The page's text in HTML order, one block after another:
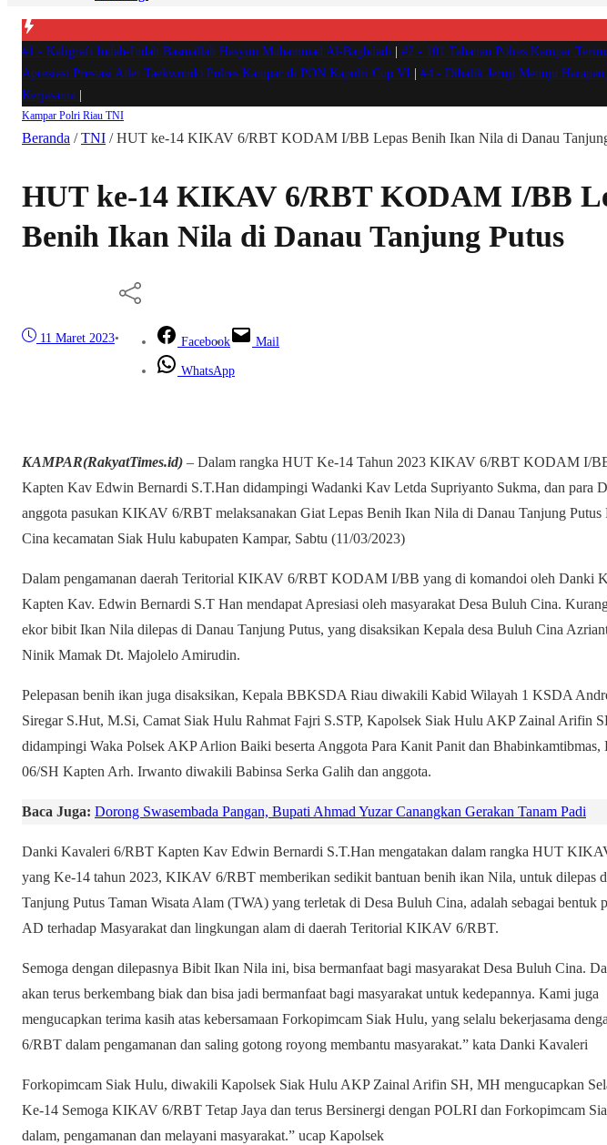
#1 - Kaligrafi Indah-Indah Basmallah Hasyim Muhammad Al-Baghdadi #2 - 101 Tahanan Polres Kampar
Apresiasi Prestasi Atlet Taekwondo Polres Kampar di PON Kapolri Cup VI
#4 - Dibalik Jeruji Menuju
Kerjasama
Kampar Polri Riau TNI
Beranda /TNI /HUT ke-14 KIKAV 6/RBT KODAM I/BB Lepas Benih Ikan Nila di Danau
HUT ke-14 KIKAV 6/RBT KODAM I/BB
Benih Ikan Nila di Danau Tanjung Putus
11 Maret 2023• Facebook Mail
WhatsApp
KAMPAR(RakyatTimes.id) – Dalam rangka HUT Ke-14 Tahun 2023 KIKAV 6/RBT KODAM I/
Kapten Kav Edwin Bernardi S.T.Han didampingi Wadanki Kav Letda Supriyanto Sukma, dan para
anggota pasukan KIKAV 6/RBT melaksanakan Giat Lepas Benih Ikan Nila di Danau Tanjung Putus
Cina kecamatan Siak Hulu kabupaten Kampar, Sabtu (11/03/2023)
Dalam pengamanan daerah Teritorial KIKAV 6/RBT KODAM I/BB yang di komandoi oleh Danki
Kapten Kav. Edwin Bernardi S.T Han mendapat Apresiasi oleh masyarakat Desa Buluh Cina.
ekor bibit Ikan Nila dilepas di Danau Tanjung Putus, yang disaksikan Kepala desa Buluh Cina
Ninik Mamak Dt. Majolelo Amirudin.
Pelepasan benih ikan juga disaksikan, Kepala BBKSDA Riau diwakili Kabid Wilayah 1 KSDA
Siregar S.Hut, M.Si, Camat Siak Hulu Rahmat Fajri S.STP, Kapolsek Siak Hulu AKP Zainal Arifin
didampingi Waka Polsek AKP Arlion Baiki beserta Anggota Para Kanit Panit dan Bhabinkamtibmas,
06/SH Kapten Arh. Irwanto diwakili Babinsa Serka Galih dan anggota.
Baca Juga: Dorong Swasembada Pangan, Bupati Ahmad Yuzar Canangkan Gerakan Tanam Padi
Danki Kavaleri 6/RBT Kapten Kav Edwin Bernardi S.T.Han mengatakan dalam rangka HUT
yang Ke-14 tahun 2023, KIKAV 6/RBT memberikan sedikit bantuan benih ikan Nila, untuk dilepas
Tanjung Putus Taman Wisata Alam (TWA) yang terletak di Desa Buluh Cina, adalah sebagai bentuk
AD terhadap Masyarakat dan lingkungan alam di daerah Teritorial KIKAV 6/RBT.
Semoga dengan dilepasnya Bibit Ikan Nila ini, bisa bermanfaat bagi masyarakat Desa Buluh Cina.
akan terus berkembang biak dan bisa jadi bermanfaat bagi masyarakat untuk kedepannya. Kami juga
mengucapkan terima kasih atas kebersamaan Forkopimcam Siak Hulu, yang selalu bekerjasama
6/RBT dalam pengamanan dan saling gotong royong membantu masyarakat.” kata Danki Kavaleri
Forkopimcam Siak Hulu, diwakili Kapolsek Siak Hulu AKP Zainal Arifin SH, MH mengucapkan
Ke-14 Semoga KIKAV 6/RBT Tetap Jaya dan terus Bersinergi dengan POLRI dan Forkopimcam
dalam, pengamanan dan melayani masyarakat.” ucap Kapolsek